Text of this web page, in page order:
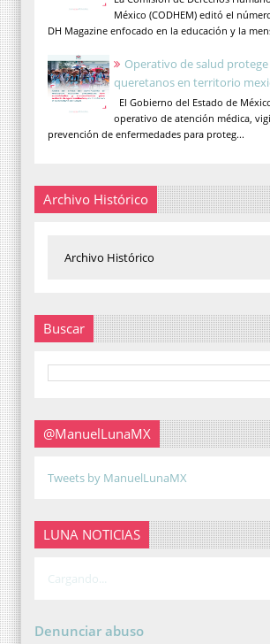
México (CODHEM) editó el
DH Magazine enfocado en la educación y la
Operativo de salud
queretanos en territorio
El Gobierno del Estado de
operativo de atención médica,
prevención de enfermedades para proteg...
Archivo Histórico
Buscar
@ManuelLunaMX
Tweets by ManuelLunaMX
LUNA NOTICIAS
Cargando...
Denunciar abuso